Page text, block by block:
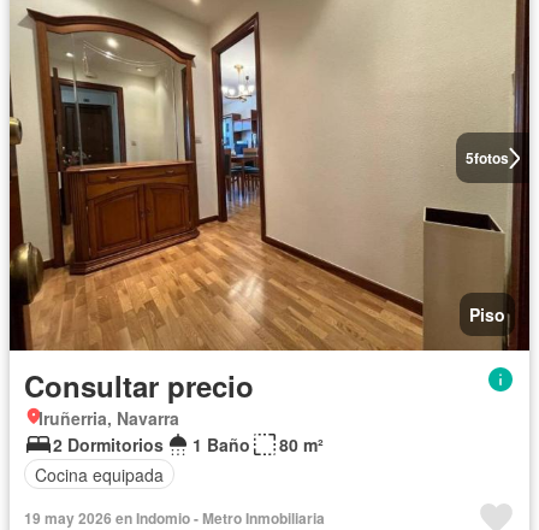
5fotos
Piso
Consultar precio
Iruñerria, Navarra
2 Dormitorios
1 Baño
80 m²
Cocina equipada
19 may 2026 en Indomio - Metro Inmobiliaria